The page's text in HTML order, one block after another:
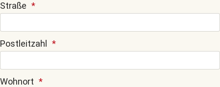
Straße
Postleitzahl
Wohnort